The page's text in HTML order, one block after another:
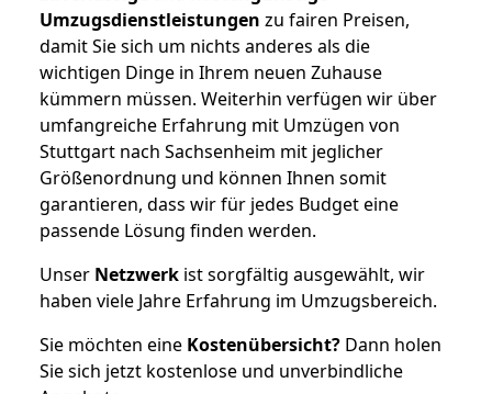
Umzugsdienstleistungen zu fairen Preisen,
damit Sie sich um nichts anderes als die
wichtigen Dinge in Ihrem neuen Zuhause
kümmern müssen. Weiterhin verfügen wir über
umfangreiche Erfahrung mit Umzügen von
Stuttgart nach Sachsenheim mit jeglicher
Größenordnung und können Ihnen somit
garantieren, dass wir für jedes Budget eine
passende Lösung finden werden.
Unser Netzwerk ist sorgfältig ausgewählt, wir
haben viele Jahre Erfahrung im Umzugsbereich.
Sie möchten eine Kostenübersicht? Dann holen
Sie sich jetzt kostenlose und unverbindliche